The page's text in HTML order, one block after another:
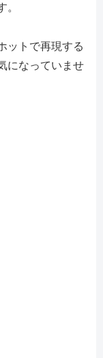
ットで再現する
になっていませ